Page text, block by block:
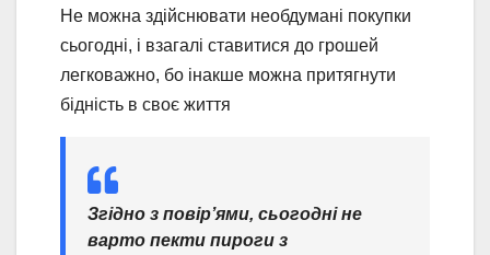
Не можна здійснювати необдумані покупки
сьогодні, і взагалі ставитися до грошей
легковажно, бо інакше можна притягнути
бідність в своє життя
Згідно з повір’ями, сьогодні не
варто пекти пироги з